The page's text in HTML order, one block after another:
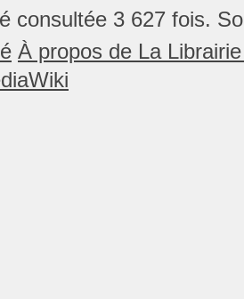
consultée 3 627 fois.
À propos de La